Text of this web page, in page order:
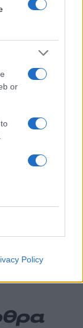
or
Policy
για
αθώα,
και
Ελπίδα
το
παροχές
του
του
τιμών –